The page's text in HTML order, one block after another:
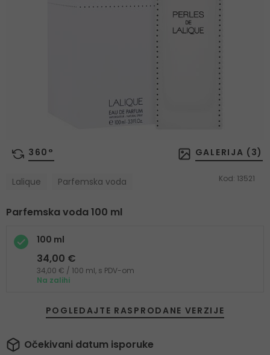
360° GALERIJA ( 3)
Lalique Parfemska voda Kod: 13521
Parfemska voda 100 ml
100 ml
34,00 €
34,00 € / 100 ml, s PDV-om
Na zalihi
POGLEDAJTE RASPRODANE VERZIJE
Očekivani datum isporuke